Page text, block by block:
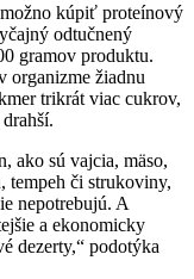
kúpiť proteínový
odtučnený
gramov produktu.
organizme žiadnu
trikrát viac cukrov,
ako sú vajcia, mäso,
tempeh či strukoviny,
nepotrebujú. A
a ekonomicky
dezerty,“ podotýka